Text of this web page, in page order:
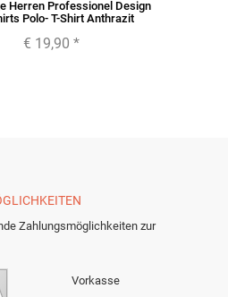
Herren Professionel Design
Polo- T-Shirt Anthrazit
€ 19,90 *
Zahlungsmöglichkeiten zur
Vorkasse